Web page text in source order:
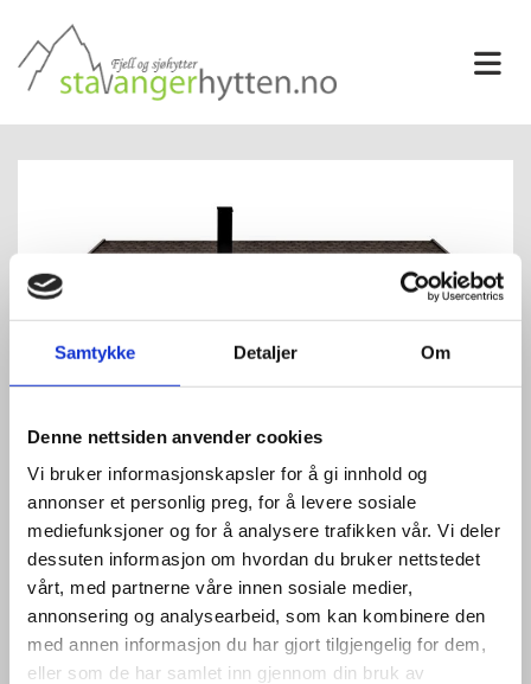
Samtykke Detaljer Om
Denne nettsiden anvender cookies
Vi bruker informasjonskapsler for å gi innhold og
annonser et personlig preg, for å levere sosiale
mediefunksjoner og for å analysere trafikken vår. Vi deler
dessuten informasjon om hvordan du bruker nettstedet
vårt, med partnerne våre innen sosiale medier,
annonsering og analysearbeid, som kan kombinere den
med annen informasjon du har gjort tilgjengelig for dem,
eller som de har samlet inn gjennom din bruk av
Østervåg 2
Grunnflate / fotavtrykk 73,3 m²
BYA 91,4 m² - BRA 76,4 m²
Møne H. 5,5 m.og gesims 3,8 m.
Takvinkel 30 °
Østervåg 2 er en mindre men godt utnyttet hytte. Store